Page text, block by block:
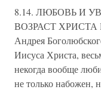
8.14. ЛЮБОВЬ И
ВОЗРАСТ ХРИСТА
Андрея
Иисуса Христа,
некогда вообще
не только набожен,